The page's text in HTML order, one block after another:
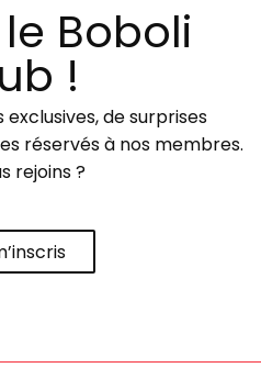
Boboli
!
de surprises
réservés à nos membres.
rejoins ?